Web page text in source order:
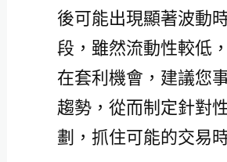
後可能出現顯著波動
段，雖然流動性較低
在套利機會，建議您
趨勢，從而制定針對
劃，抓住可能的交易